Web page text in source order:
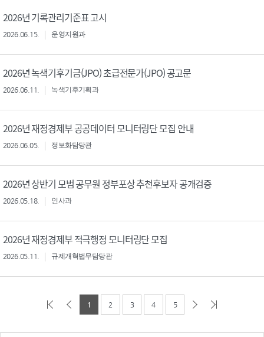
2026년 기록관리기준표 고시
2026.06.15. 운영지원과
2026년 녹색기후기금(JPO) 초급전문가(JPO) 공고문
2026.06.11. 녹색기후기획과
2026년 재정경제부 공공데이터 모니터링단 모집 안내
2026.06.05. 정보화담당관
2026년 상반기 모범 공무원 정부포상 추천후보자 공개검증
2026.05.18. 인사과
2026년 재정경제부 적극행정 모니터링단 모집
2026.05.11. 규제개혁법무담당관
1 2 3 4 5